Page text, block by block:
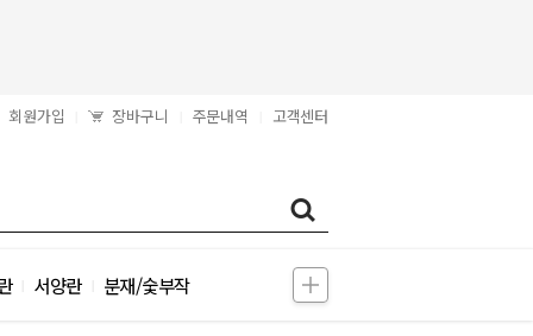
회원가입 장바구니 주문내역 고객센터
서양란 분재/숯부작